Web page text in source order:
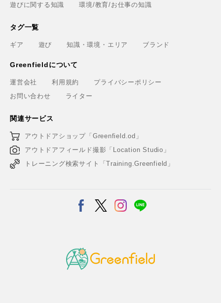
遊びに関する知識
環境/教育/お仕事の知識
タグ一覧
ギア 遊び 知識・環境・エリア ブランド
Greenfieldについて
運営会社 利用規約
プライバシーポリシー
お問い合わせ
ライター
関連サービス
アウトドアショップ「Greenfield.od」
アウトドアフィールド撮影「Location Studio」
トレーニング検索サイト「Training.Greenfield」